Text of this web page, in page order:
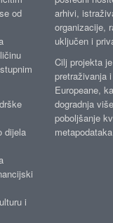
od
dijela
i
arhivi,
organizacije,
uključen i
Cilj projekta
pretraživanja
Europeane,
dogradnja
poboljšanje